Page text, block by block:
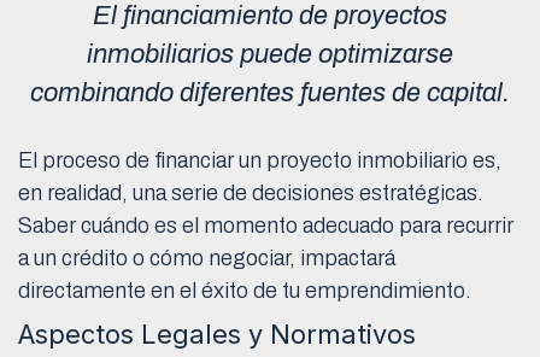
El financiamiento de proyectos
inmobiliarios puede optimizarse
combinando diferentes fuentes de capital.
El proceso de financiar un proyecto inmobiliario es,
en realidad, una serie de decisiones estratégicas.
Saber cuándo es el momento adecuado para recurrir
a un crédito o cómo negociar, impactará
directamente en el éxito de tu emprendimiento.
Aspectos Legales y Normativos